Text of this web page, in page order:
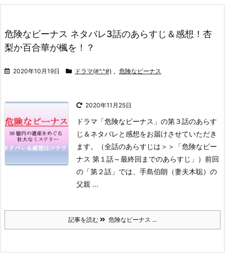
危険なビーナス ネタバレ3話のあらすじ＆感想！杏
梨か百合華が楓を！？
2020年10月19日 ドラマ(#^.^#) , 危険なビーナス
2020年11月25日
ドラマ「危険なビーナス」の第３話のあらす
じ＆ネタバレと感想をお届けさせていただき
ます。
（全話のあらすじは＞＞「危険なビー
ナス 第１話～最終回までのあらすじ」） 前回
の「第２話」では、手島伯朗（妻夫木聡）の
父親 ...
記事を読む 危険なビーナス ...